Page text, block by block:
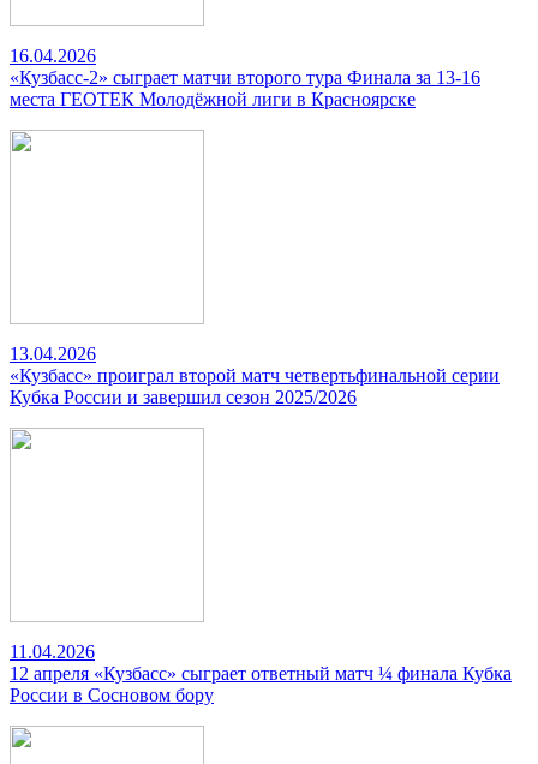
16.04.2026
«Кузбасс-2» сыграет матчи второго тура Финала за 13-16
места ГЕОТЕК Молодёжной лиги в Красноярске
13.04.2026
«Кузбасс» проиграл второй матч четвертьфинальной серии
Кубка России и завершил сезон 2025/2026
11.04.2026
12 апреля «Кузбасс» сыграет ответный матч ¼ финала Кубка
России в Сосновом бору